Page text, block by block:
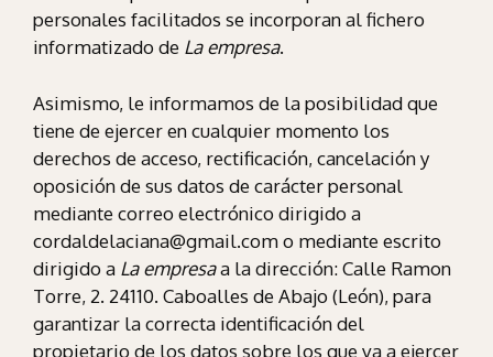
personales facilitados se incorporan al fichero
informatizado de La empresa.
Asimismo, le informamos de la posibilidad que
tiene de ejercer en cualquier momento los
derechos de acceso, rectificación, cancelación y
oposición de sus datos de carácter personal
mediante correo electrónico dirigido a
cordaldelaciana@gmail.com o mediante escrito
dirigido a La empresaa la dirección: Calle Ramon
Torre, 2. 24110. Caboalles de Abajo (León), para
garantizar la correcta identificación del
propietario de los datos sobre los que va a ejercer